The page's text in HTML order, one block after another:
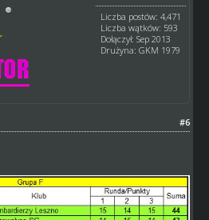
Liczba postów: 4,471
Liczba wątków: 593
Dołączył: Sep 2013
Drużyna: GKM 1979
#6